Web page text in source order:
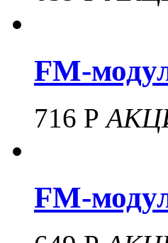
FM-
716 Р
FM-